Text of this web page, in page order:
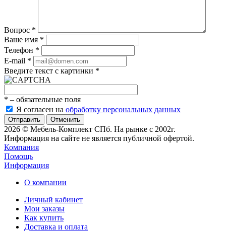
Вопрос *
Ваше имя *
Телефон *
E-mail *
Введите текст с картинки *
* – обязательные поля
Я согласен на обработку персональных данных
Отменить
2026 © Мебель-Комплект СПб. На рынке с 2002г.
Информация на сайте не является публичной офертой.
Компания
Помощь
Информация
О компании
Личный кабинет
Мои заказы
Как купить
Доставка и оплата